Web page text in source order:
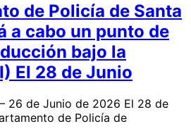
de Policía de Santa
a cabo un punto de
bajo la
El 28 de Junio
– 26 de Junio de 2026 El 28 de
de Policía de